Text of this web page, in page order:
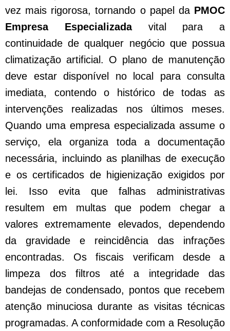
vez mais rigorosa, tornando o papel da PMOC
Empresa Especializadavital para a
continuidade de qualquer negócio que possua
climatização artificial. O plano de manutenção
deve estar disponível no local para consulta
imediata, contendo o histórico de todas as
intervenções realizadas nos últimos meses.
Quando uma empresa especializada assume o
serviço, ela organiza toda a documentação
necessária, incluindo as planilhas de execução
e os certificados de higienização exigidos por
lei. Isso evita que falhas administrativas
resultem em multas que podem chegar a
valores extremamente elevados, dependendo
da gravidade e reincidência das infrações
encontradas. Os fiscais verificam desde a
limpeza dos filtros até a integridade das
bandejas de condensado, pontos que recebem
atenção minuciosa durante as visitas técnicas
programadas. A conformidade com a Resolução